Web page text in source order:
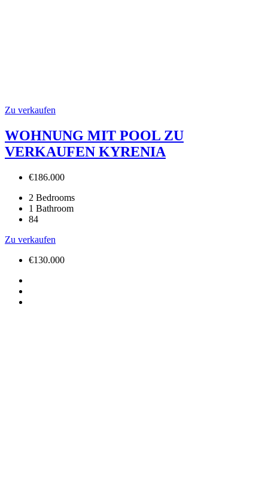
Zu verkaufen
WOHNUNG MIT POOL ZU
VERKAUFEN KYRENIA
€186.000
2 Bedrooms
1 Bathroom
84
Zu verkaufen
€130.000